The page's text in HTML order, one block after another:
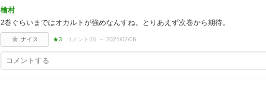
檜村
2巻ぐらいまではオカルトが強めなんすね。とりあえず次巻から期待。
ナイス ★3 コメント(0) 2025/02/06